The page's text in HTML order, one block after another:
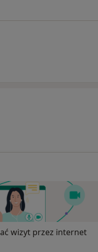
wizyt przez internet